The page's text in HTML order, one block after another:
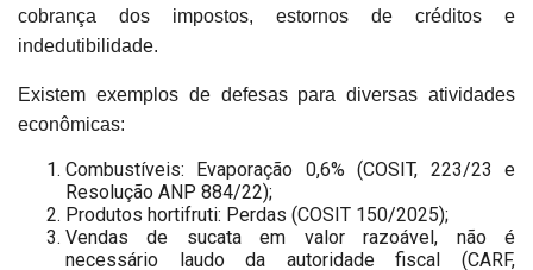
cobrança dos impostos, estornos de créditos e
indedutibilidade.
Existem exemplos de defesas para diversas atividades
econômicas:
Combustíveis: Evaporação 0,6% (COSIT, 223/23 e
Resolução ANP 884/22);
Produtos hortifruti: Perdas (COSIT 150/2025);
Vendas de sucata em valor razoável, não é
necessário laudo da autoridade fiscal (CARF,